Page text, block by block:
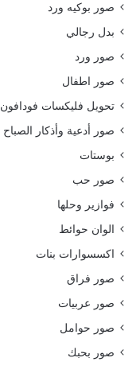
صور بوكيه ورد
بدل رجالي
صور ورد
صور اطفال
تحويل فليكسات فودافون
صور أدعية وأذكار الصباح
بوستات
صور حب
فوازير وحلها
الوان حوائط
اكسسوارات بنات
صور فراق
صور عربيات
صور حوامل
صور بحبك